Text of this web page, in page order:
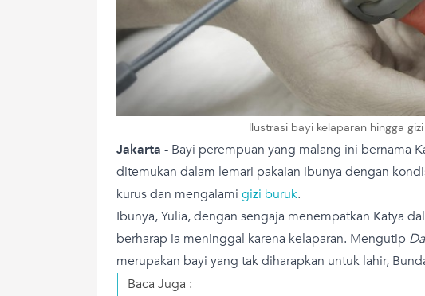
Ilustrasi bayi kelaparan hingga
Jakarta - Bayi perempuan yang malang ini bernama
ditemukan dalam lemari pakaian ibunya dengan
kurus dan mengalami gizi buruk.
Ibunya, Yulia, dengan sengaja menempatkan Katya
berharap ia meninggal karena kelaparan. Mengutip
merupakan bayi yang tak diharapkan untuk lahir,
Baca Juga :